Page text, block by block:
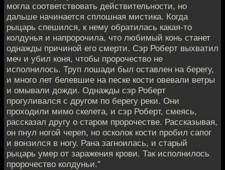
могла соответствовать действительности, но
дальше начинается сплошная мистика. Когда
рыцарь спешился, к нему обратилась какая-то
колдунья и напророчила, что любимый конь станет
однажды причиной его смерти. Сэр Роберт выхватил
меч и убил коня, чтобы пророчество не
исполнилось. Труп лошади был оставлен на берегу,
и много лет белевшие на песке кости овевали ветры
и омывали дожди. Однажды сэр Роберт
прогуливался с другом по берегу реки. Они
проходили мимо скелета, и сэр Роберт, смеясь,
рассказал другу о старом пророчестве. Рассказывая,
он пнул ногой череп, но осколок кости пробил сапог
и вонзился в ногу. Рана загноилась, и старый
рыцарь умер от заражения крови. Так исполнилось
пророчество колдуньи."